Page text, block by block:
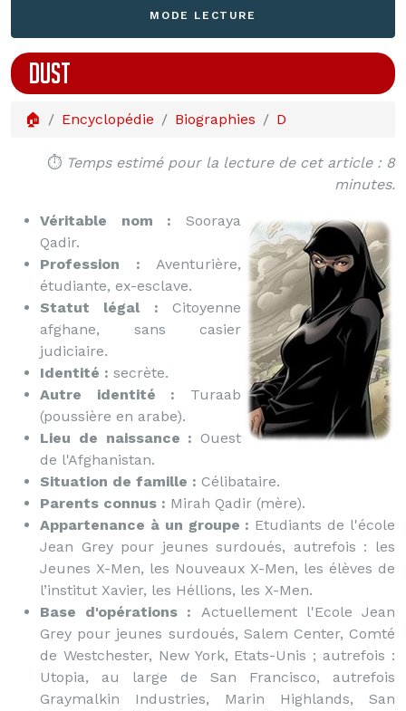
MODE LECTURE
DUST
🏠 Encyclopédie Biographies D
⏱️ Temps estimé pour la lecture de cet article : 8
minutes.
Véritable nom : Sooraya
Qadir.
Profession : Aventurière,
étudiante, ex-esclave.
Statut légal : Citoyenne
afghane, sans casier
judiciaire.
Identité : secrète.
Autre identité : Turaab
(poussière en arabe).
Lieu de naissance : Ouest
de l'Afghanistan.
Situation de famille : Célibataire.
Parents connus : Mirah Qadir (mère).
Appartenance à un groupe : Etudiants de l'école
Jean Grey pour jeunes surdoués, autrefois : les
Jeunes X-Men, les Nouveaux X-Men, les élèves de
l’institut Xavier, les Héllions, les X-Men.
Base d'opérations : Actuellement l'Ecole Jean
Grey pour jeunes surdoués, Salem Center, Comté
de Westchester, New York, Etats-Unis ; autrefois :
Utopia, au large de San Francisco, autrefois
Graymalkin Industries, Marin Highlands, San